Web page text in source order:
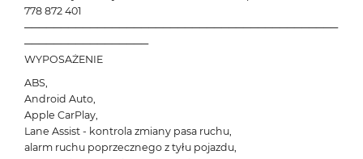
778 872 401
───────────────────────────────────────────
─────────────────
WYPOSAŻENIE
ABS,
Android Auto,
Apple CarPlay,
Lane Assist - kontrola zmiany pasa ruchu,
alarm ruchu poprzecznego z tyłu pojazdu,